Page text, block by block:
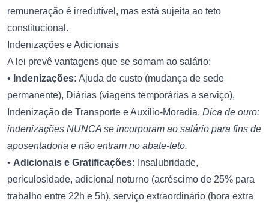
remuneração é irredutível, mas está sujeita ao teto
constitucional.
Indenizações e Adicionais
A lei prevê vantagens que se somam ao salário:
• Indenizações: Ajuda de custo (mudança de sede
permanente), Diárias (viagens temporárias a serviço),
Indenização de Transporte e Auxílio-Moradia. Dica de ouro:
indenizações NUNCA se incorporam ao salário para fins de
aposentadoria e não entram no abate-teto.
• Adicionais e Gratificações: Insalubridade,
periculosidade, adicional noturno (acréscimo de 25% para
trabalho entre 22h e 5h), serviço extraordinário (hora extra